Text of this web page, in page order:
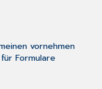
vornehmen
Formulare